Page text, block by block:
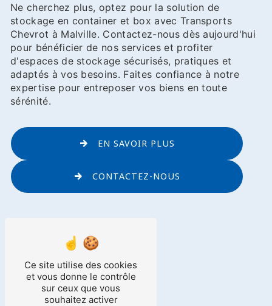
Ne cherchez plus, optez pour la solution de
stockage en container et box avec Transports
Chevrot à Malville. Contactez-nous dès aujourd'hui
pour bénéficier de nos services et profiter
d'espaces de stockage sécurisés, pratiques et
adaptés à vos besoins. Faites confiance à notre
expertise pour entreposer vos biens en toute
sérénité.
EN SAVOIR PLUS
CONTACTEZ-NOUS
Ce site utilise des cookies
et vous donne le contrôle
sur ceux que vous
souhaitez activer